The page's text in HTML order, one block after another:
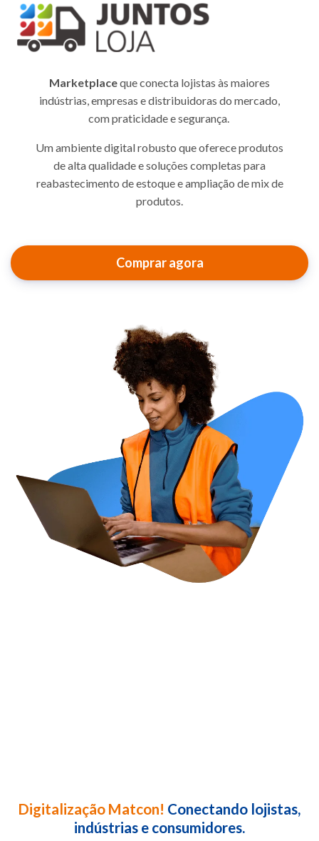
Marketplaceque conecta lojistas às maiores
indústrias, empresas e distribuidoras do mercado,
com praticidade e segurança.
Um ambiente digital robusto que oferece produtos
de alta qualidade e soluções completas para
reabastecimento de estoque e ampliação de mix de
produtos.
Comprar agora
Digitalização Matcon! Conectando lojistas,
indústrias e consumidores.